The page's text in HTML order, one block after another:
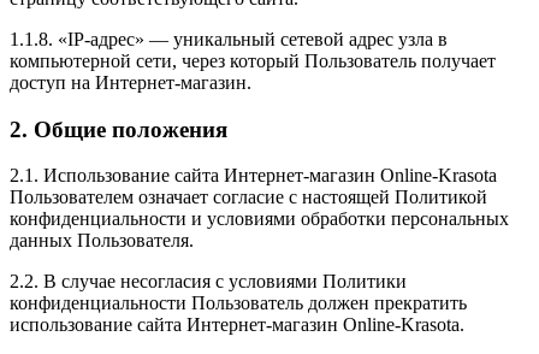
1.1.8. «IP-адрес» — уникальный сетевой адрес узла в
компьютерной сети, через который Пользователь получает
доступ на Интернет-магазин.
2. Общие положения
2.1. Использование сайта Интернет-магазин Online-Krasota
Пользователем означает согласие с настоящей Политикой
конфиденциальности и условиями обработки персональных
данных Пользователя.
2.2. В случае несогласия с условиями Политики
конфиденциальности Пользователь должен прекратить
использование сайта Интернет-магазин Online-Krasota.